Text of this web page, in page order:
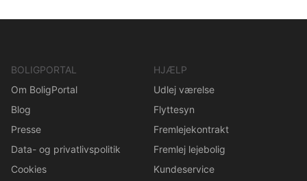
BOLIGPORTAL
Om BoligPortal
Blog
Presse
Data- og privatlivspolitik
Cookies
HJÆLP
Udlej værelse
Flyttesyn
Fremlejekontrakt
Fremlej lejebolig
Kundeservice